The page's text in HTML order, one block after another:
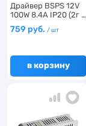
Драйвер BSPS 12V
100W 8.4A IP20 (2г …
759 руб. / шт
в корзину